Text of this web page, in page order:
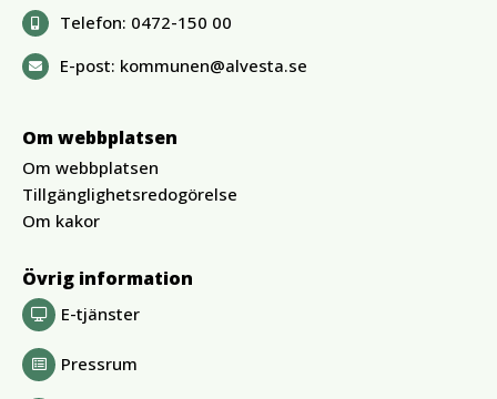
Telefon: 0472-150 00
E-post: kommunen@alvesta.se
Om webbplatsen
Om webbplatsen
Tillgänglighetsredogörelse
Om kakor
Övrig information
E-tjänster
Pressrum